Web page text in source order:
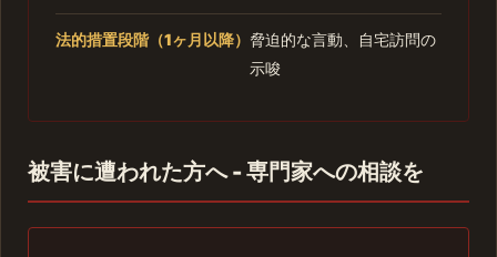
法的措置段階（1ヶ月以降） 脅迫的な言動、自宅訪問の
示唆
被害に遭われた方へ - 専門家への相談を